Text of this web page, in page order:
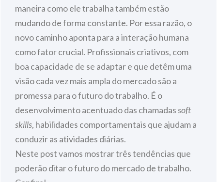
maneira como ele trabalha também estão
mudando de forma constante. Por essa razão, o
novo caminho aponta para a interação humana
como fator crucial. Profissionais criativos, com
boa capacidade de se adaptar e que detêm uma
visão cada vez mais ampla do mercado são a
promessa para o futuro do trabalho. É o
desenvolvimento acentuado das chamadassoft
skills, habilidades comportamentais que ajudam a
conduzir as atividades diárias.
Neste post vamos mostrar três tendências que
poderão ditar o futuro do mercado de trabalho.